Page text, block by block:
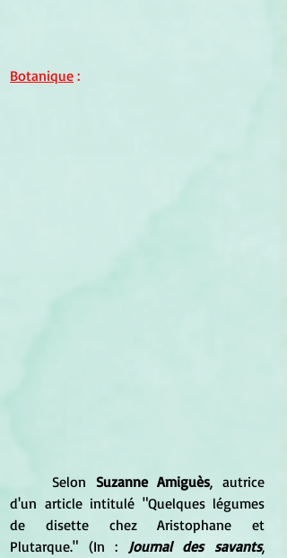
Botanique :
	Selon
Suzanne Amiguès, autrice
d'un article intitulé "Quelques légumes
de disette chez Aristophane et
Plutarque." (In :
Journal des savants,